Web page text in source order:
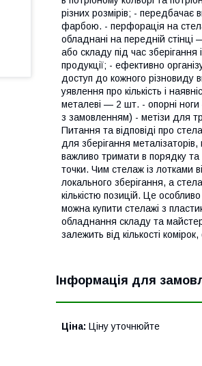
різних розмірів; - передбачає
фарбою. - перфорація на
обладнані на передній
або складу під час
продукції; - ефективно
доступ до кожного різновиду
уявлення про кількість і
металеві — 2 шт. - опорні
з замовленням) - метізи для
Питання та відповіді про
для зберігання
важливо тримати в порядку та
точки. Чим стелаж із лотками
локального зберігання, а
кількістю позицій. Це
можна купити стелажі з
обладнання складу та
залежить від кількості
Інформація для
Ціна: Ціну уточнюйте